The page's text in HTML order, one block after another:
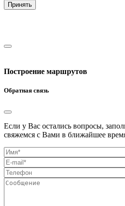
Принять
Построение маршрутов
Обратная связь
Если у Вас остались вопросы,
свяжемся с Вами в ближайшее